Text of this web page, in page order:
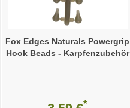
Fox Edges Naturals Powergrip
Hook Beads - Karpfenzubehör
*